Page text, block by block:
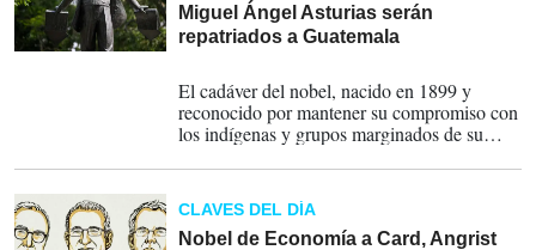
Miguel Ángel Asturias serán
repatriados a Guatemala
El cadáver del nobel, nacido en 1899 y
reconocido por mantener su compromiso con
los indígenas y grupos marginados de su
Lachaise de la capital francesa, donde fue
sepultado después de morir en España a
causa de un cáncer.
CLAVES DEL DÍA
Nobel de Economía a Card, Angrist